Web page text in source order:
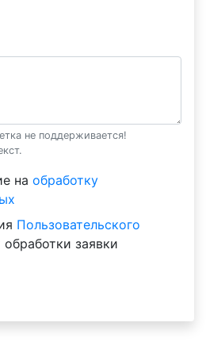
не поддерживается!
на обработку
Пользовательского
обработки заявки